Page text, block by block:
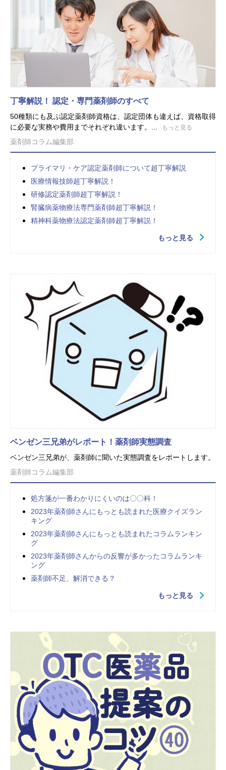
丁寧解説！ 認定・専門薬剤師のすべて
50種類にも及ぶ認定薬剤師資格は、認定団体も違えば、資格取得
に必要な実務や費用までそれぞれ違います。...
もっと見る
薬剤師コラム編集部
プライマリ・ケア認定薬剤師について超丁寧解説
医療情報技師超丁寧解説！
研修認定薬剤師超丁寧解説！
腎臓病薬物療法専門薬剤師超丁寧解説！
精神科薬物療法認定薬剤師超丁寧解説！
もっと見る
ベンゼン三兄弟がレポート！薬剤師実態調査
ベンゼン三兄弟が、薬剤師に聞いた実態調査をレポートします。
薬剤師コラム編集部
処方箋が一番わかりにくいのは〇〇科！
2023年薬剤師さんにもっとも読まれた医療クイズラン
キング
2023年薬剤師さんにもっとも読まれたコラムランキン
グ
2023年薬剤師さんからの反響が多かったコラムランキ
ング
薬剤師不足、解消できる？
もっと見る